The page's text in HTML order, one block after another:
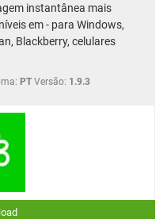
instantânea mais
em - para Windows,
Blackberry, celulares
PT Versão: 1.9.3